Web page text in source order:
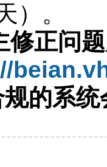
）。
修正问
的系